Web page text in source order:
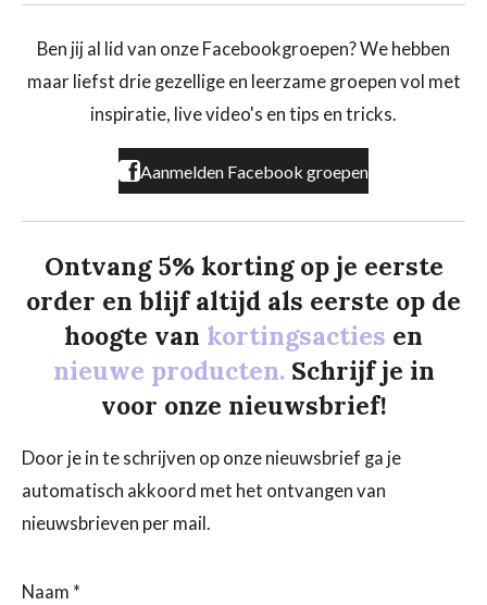
b
o
k
a
r
a
o
Ben jij al lid van onze Facebookgroepen? We hebben
maar liefst drie gezellige en leerzame groepen vol met
inspiratie, live video's en tips en tricks.
Aanmelden Facebook groepen
Ontvang 5% korting op je eerste
order en blijf altijd als eerste op de
hoogte van kortingsacties en
nieuwe producten. Schrijf je in
voor onze nieuwsbrief!
Door je in te schrijven op onze nieuwsbrief ga je
automatisch akkoord met het ontvangen van
nieuwsbrieven per mail.
Naam *